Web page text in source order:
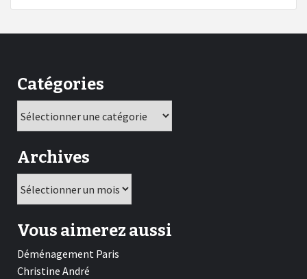
Catégories
Archives
Vous aimerez aussi
Déménagement Paris
Christine André